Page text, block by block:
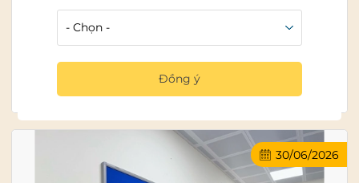
Hà Nội
Đăng bởi:SHOWROOM BẢNG TỪ - BẢNG TỐT .VN
xây dựng môi trường học tập hiện đại,...
Đọc tiếp >>
30/06/2026
Đồng ý